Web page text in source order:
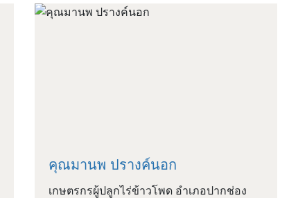
คุณมานพ ปรางค์นอก
เกษตรกรผู้ปลูกไร่ข้าวโพด อําเภอปากช่อง